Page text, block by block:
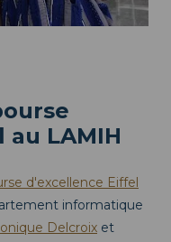
au LAMIH
d'excellence Eiffel
informatique
Delcroix et